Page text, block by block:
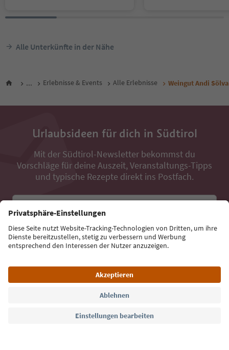
Alle Unterkünfte in der Nähe
... Erlebnisse & Events Alle Erlebnisse Weingut Andi Sölva
Urlaubsideen für dich in Südtirol
Mit der Südtirol-Newsletter bekommst du
Vorschläge für deine Auszeit, Veranstaltungs-Tipps
und typische Rezepte direkt ins Postfach.
Jetzt anmelden